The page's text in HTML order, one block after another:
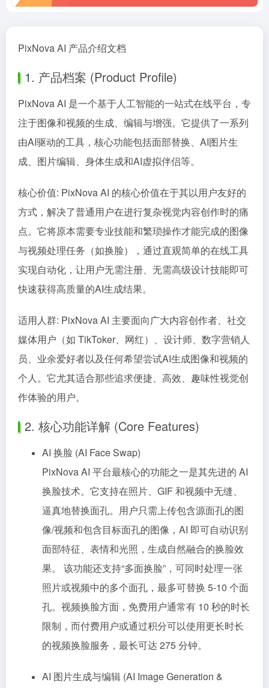
PixNova AI 产品介绍文档
1. 产品档案 (Product Profile)
PixNova AI 是一个基于人工智能的一站式在线平台，专
注于图像和视频的生成、编辑与增强。它提供了一系列
由AI驱动的工具，核心功能包括面部替换、AI图片生
成、图片编辑、身体生成和AI虚拟伴侣等。
核心价值: PixNova AI 的核心价值在于其以用户友好的
方式，解决了普通用户在进行复杂视觉内容创作时的痛
点。它将原本需要专业技能和繁琐操作才能完成的图像
与视频处理任务（如换脸），通过直观简单的在线工具
实现自动化，让用户无需注册、无需高级设计技能即可
快速获得高质量的AI生成结果。
适用人群: PixNova AI 主要面向广大内容创作者、社交
媒体用户（如 TikToker、网红）、设计师、数字营销人
员、业余爱好者以及任何希望尝试AI生成图像和视频的
个人。它尤其适合那些追求便捷、高效、趣味性视觉创
作体验的用户。
2. 核心功能详解 (Core Features)
AI 换脸 (AI Face Swap)
PixNova AI 平台最核心的功能之一是其先进的 AI
换脸技术。它支持在照片、GIF 和视频中无缝、
逼真地替换面孔。用户只需上传包含源面孔的图
像/视频和包含目标面孔的图像，AI 即可自动识别
面部特征、表情和光照，生成自然融合的换脸效
果。 该功能还支持“多面换脸”，可同时处理一张
照片或视频中的多个面孔，最多可替换 5-10 个面
孔。视频换脸方面，免费用户通常有 10 秒的时长
限制，而付费用户或通过积分可以使用更长时长
的视频换脸服务，最长可达 275 分钟。
AI 图片生成与编辑 (AI Image Generation &